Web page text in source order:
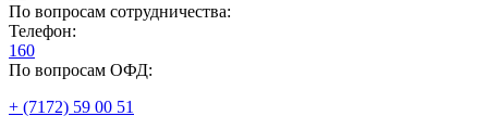
По вопросам сотрудничества:
Телефон:
160
По вопросам ОФД:
+ (7172) 59 00 51